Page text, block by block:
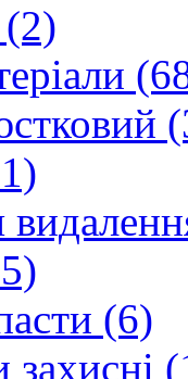
(6)
захисні